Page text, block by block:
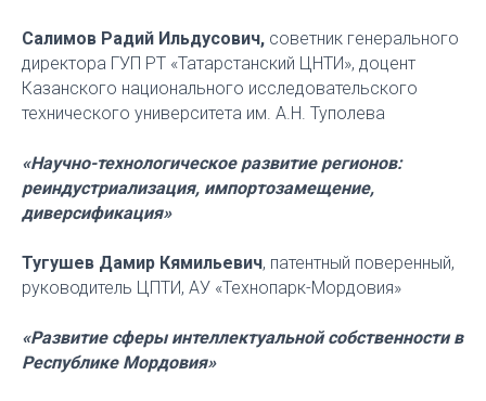
Салимов Радий Ильдусович, советник генерального
директора ГУП РТ «Татарстанский ЦНТИ», доцент
Казанского национального исследовательского
технического университета им. А.Н. Туполева
«Научно-технологическое развитие регионов:
реиндустриализация, импортозамещение,
диверсификация»
Тугушев Дамир Кямильевич, патентный поверенный,
руководитель ЦПТИ, АУ «Технопарк-Мордовия»
«Развитие сферы интеллектуальной собственности в
Республике Мордовия»